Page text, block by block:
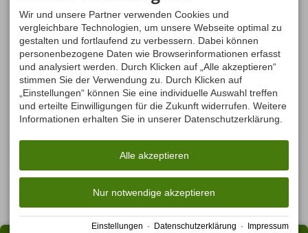
Wir und unsere Partner verwenden Cookies und
vergleichbare Technologien, um unsere Webseite optimal zu
gestalten und fortlaufend zu verbessern. Dabei können
personenbezogene Daten wie Browserinformationen erfasst
und analysiert werden. Durch Klicken auf „Alle akzeptieren“
stimmen Sie der Verwendung zu. Durch Klicken auf
„Einstellungen“ können Sie eine individuelle Auswahl treffen
und erteilte Einwilligungen für die Zukunft widerrufen. Weitere
Informationen erhalten Sie in unserer Datenschutzerklärung.
Alle akzeptieren
Nur notwendige akzeptieren
Einstellungen · Datenschutzerklärung · Impressum